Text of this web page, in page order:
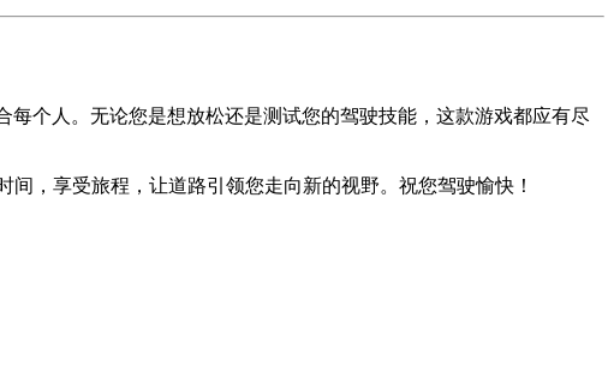
个人。无论您是想放松还是测试您的驾驶技能，这款游戏都应有尽
，享受旅程，让道路引领您走向新的视野。祝您驾驶愉快！